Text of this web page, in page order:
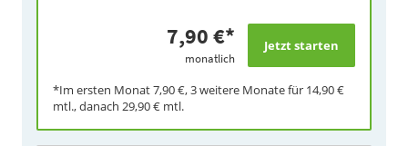
7,90 €*
monatlich
*Im ersten Monat7,90 €, 3 weitere Monate für 14,90 €
mtl., danach 29,90 € mtl.